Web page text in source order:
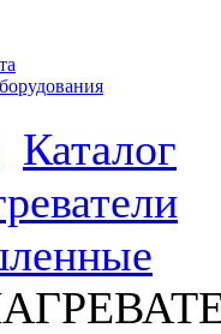
Каталог